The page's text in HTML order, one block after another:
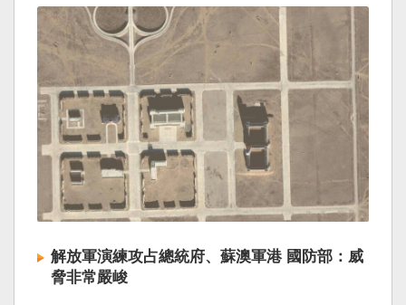
解放軍演練攻占總統府、蘇澳軍港 國防部：威
脅非常嚴峻